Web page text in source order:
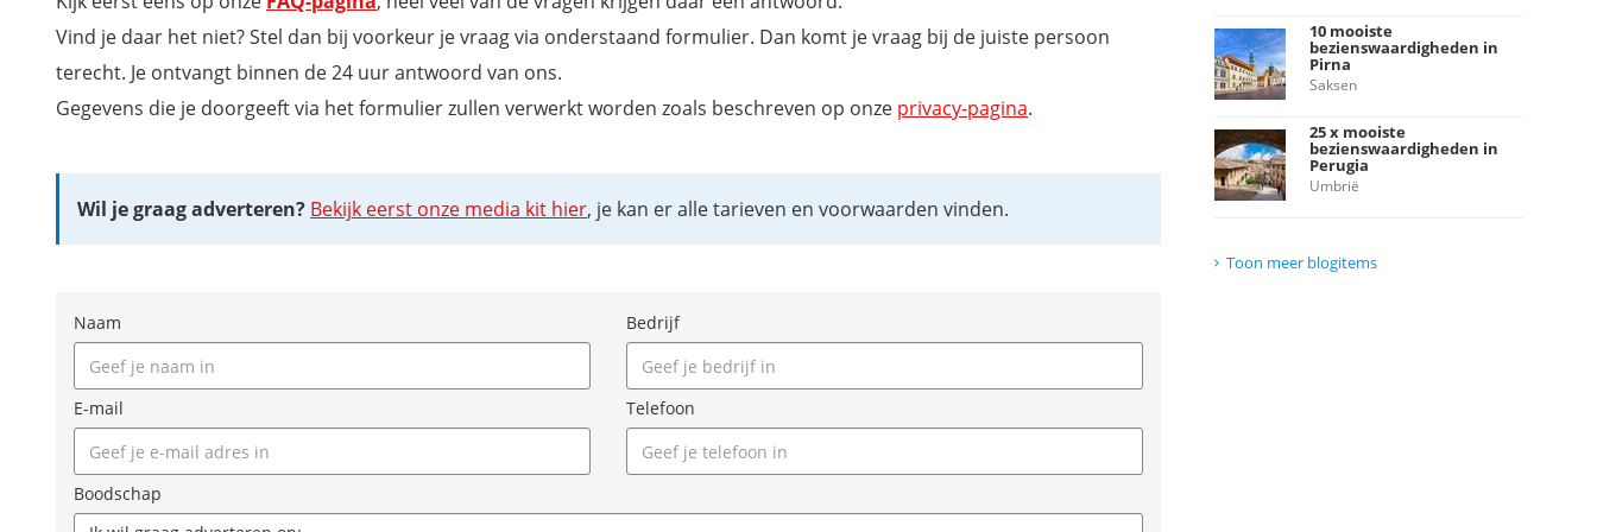
Vind je daar het niet? Stel dan bij voorkeur je vraag via onderstaand formulier. Dan komt je vraag bij de juiste persoon
terecht. Je ontvangt binnen de 24 uur antwoord van ons.
Gegevens die je doorgeeft via het formulier zullen verwerkt worden zoals beschreven op onze privacy-pagina.
Wil je graag adverteren? Bekijk eerst onze media kit hier, je kan er alle tarieven en voorwaarden vinden.
Naam Bedrijf
E-mail Telefoon
Boodschap
10 mooiste
bezienswaardigheden in
Pirna
Saksen
25 x mooiste
bezienswaardigheden in
Perugia
Umbrië
Toon meer blogitems